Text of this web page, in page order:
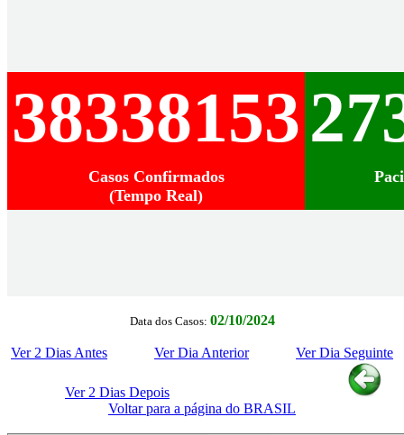
38338153
Casos Confirmados
(Tempo Real)
Data dos Casos: 02/10/2024
Ver 2 Dias Antes Ver Dia Anterior Ver Dia Seguinte
Ver 2 Dias Depois
Voltar para a página do BRASIL